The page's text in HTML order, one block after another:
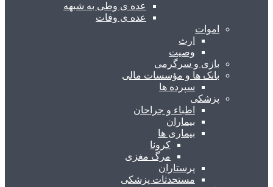
عده ی وطی به شبهه
عده ی وفات
اموات
ارث
وصیت
بازی و سرگرمی
بانک ها و مؤسسات مالی
سپرده ها
پزشکی
اطباء و جراحان
بیماران
بیماری ها
کرونا
مرگ مغزی
پرستاران
مستحدثات پزشکی